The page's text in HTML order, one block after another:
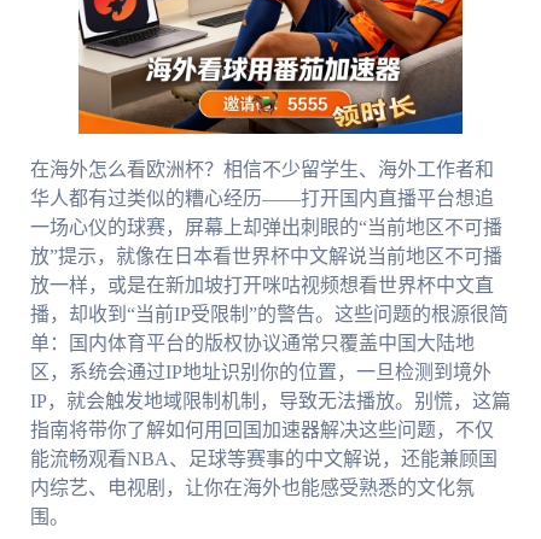
在海外怎么看欧洲杯？相信不少留学生、海外工作者和
华人都有过类似的糟心经历——打开国内直播平台想追
一场心仪的球赛，屏幕上却弹出刺眼的“当前地区不可播
放”提示，就像在日本看世界杯中文解说当前地区不可播
放一样，或是在新加坡打开咪咕视频想看世界杯中文直
播，却收到“当前IP受限制”的警告。这些问题的根源很简
单：国内体育平台的版权协议通常只覆盖中国大陆地
区，系统会通过IP地址识别你的位置，一旦检测到境外
IP，就会触发地域限制机制，导致无法播放。别慌，这篇
指南将带你了解如何用回国加速器解决这些问题，不仅
能流畅观看NBA、足球等赛事的中文解说，还能兼顾国
内综艺、电视剧，让你在海外也能感受熟悉的文化氛
围。